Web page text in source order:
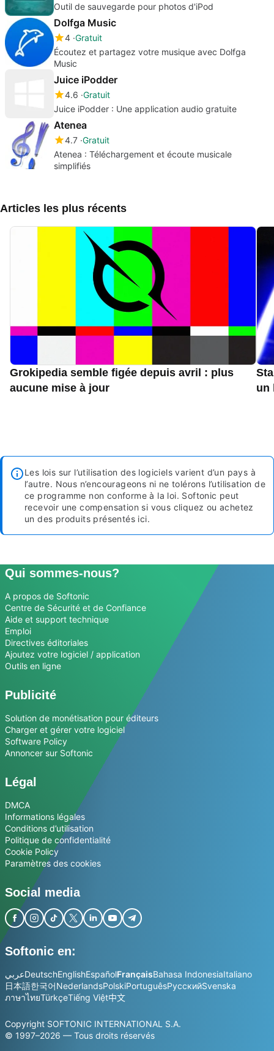
Outil de sauvegarde pour photos d'iPod
Dolfga Music
4 Gratuit
Écoutez et partagez votre musique avec Dolfga
Music
Juice iPodder
4.6 Gratuit
Juice iPodder : Une application audio gratuite
Atenea
4.7 Gratuit
Atenea : Téléchargement et écoute musicale
simplifiés
Articles les plus récents
Grokipedia semble figée depuis avril : plus
aucune mise à jour
un
Les lois sur l’utilisation des logiciels varient d’un pays à
l’autre. Nous n’encourageons ni ne tolérons l’utilisation de
ce programme non conforme à la loi. Softonic peut
recevoir une compensation si vous cliquez ou achetez
un des produits présentés ici.
Qui sommes-nous?
A propos de Softonic
Centre de Sécurité et de Confiance
Aide et support technique
Emploi
Directives éditoriales
Ajoutez votre logiciel / application
Outils en ligne
Publicité
Solution de monétisation pour éditeurs
Charger et gérer votre logiciel
Software Policy
Annoncer sur Softonic
Légal
DMCA
Informations légales
Conditions d’utilisation
Politique de confidentialité
Cookie Policy
Paramètres des cookies
Social media
Softonic en:
عربيDeutschEnglishEspañolFrançaisBahasa IndonesiaItaliano
日本語한국어NederlandsPolskiPortuguêsРусскийSvenska
ภาษาไทยTürkçeTiếng Việt中文
Copyright SOFTONIC INTERNATIONAL S.A.
© 1997–2026 — Tous droits réservés